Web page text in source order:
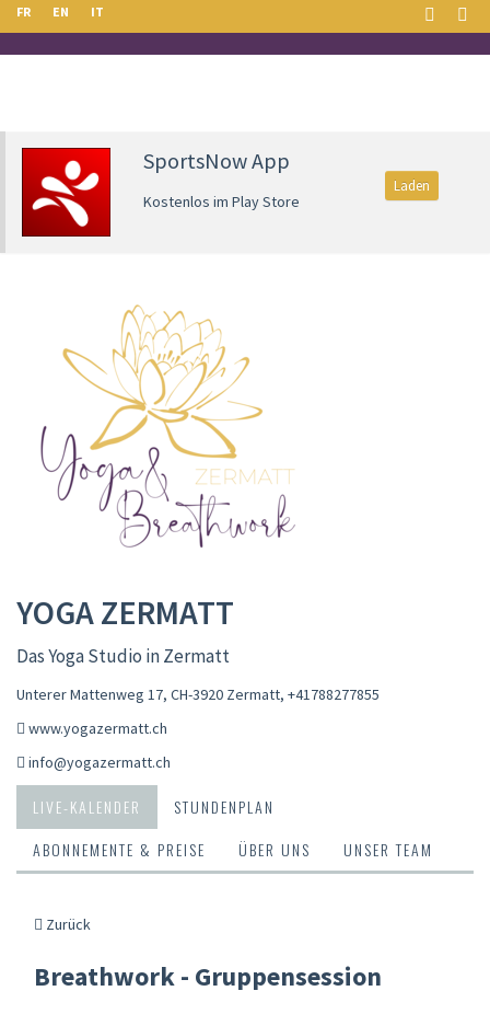
FR EN IT
SportsNow App
Kostenlos im Play Store
Laden
YOGA ZERMATT
Das Yoga Studio in Zermatt
Unterer Mattenweg 17, CH-3920 Zermatt, +41788277855
www.yogazermatt.ch
info@yogazermatt.ch
LIVE-KALENDER
STUNDENPLAN
ABONNEMENTE & PREISE
ÜBER UNS UNSER TEAM
Zurück
Breathwork - Gruppensession